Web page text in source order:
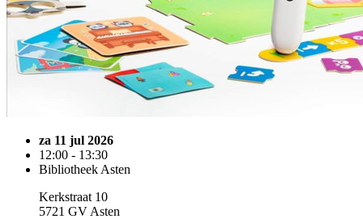
za 11 jul 2026
12:00 - 13:30
Bibliotheek Asten
Kerkstraat 10
5721 GV Asten